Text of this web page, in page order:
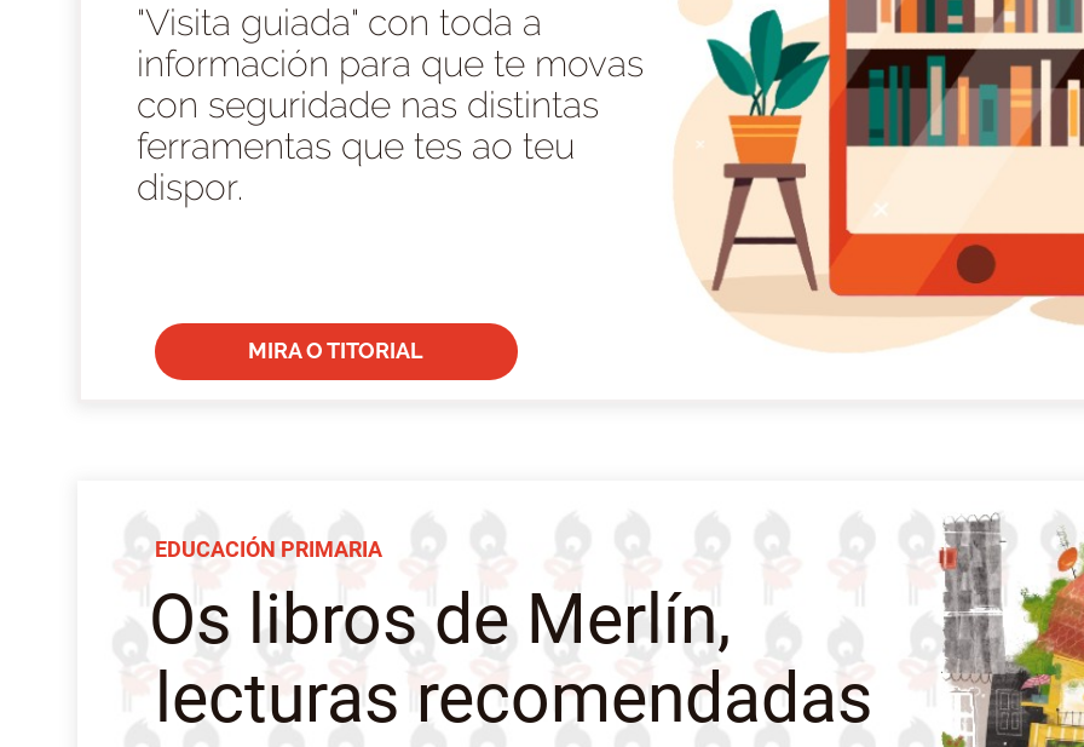
"Visita guiada" con toda a
información para que te movas
con seguridade nas distintas
ferramentas que tes ao teu
dispor.
MIRA O TITORIAL
EDUCACIÓN PRIMARIA
Os libros de Merlín,
lecturas recomendadas